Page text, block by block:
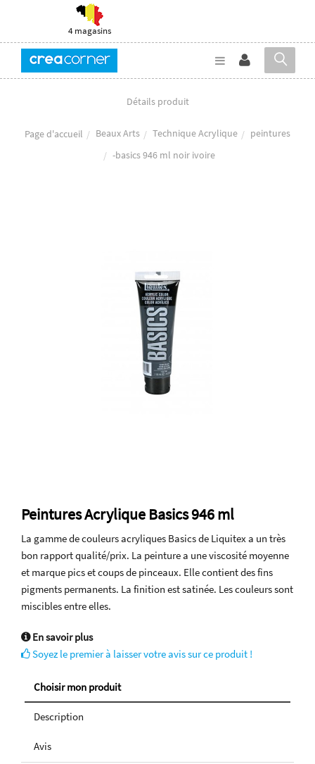
4 magasins
Détails produit
Page d'accueil Beaux Arts Technique Acrylique
peintures
-basics 946 ml noir ivoire
Peintures Acrylique Basics 946 ml
La gamme de couleurs acryliques Basics de Liquitex a un très
bon rapport qualité/prix. La peinture a une viscosité moyenne
et marque pics et coups de pinceaux. Elle contient des fins
pigments permanents. La finition est satinée. Les couleurs sont
miscibles entre elles.
En savoir plus
Soyez le premier à laisser votre avis sur ce produit !
Choisir mon produit
Description
Avis